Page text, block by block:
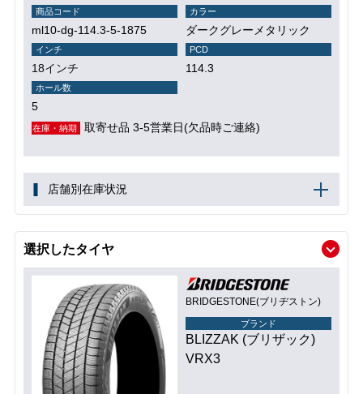
商品コード
ml10-dg-114.3-5-1875
カラー
ダークグレーメタリック
インチ
18インチ
PCD
114.3
ホール数
5
在庫・納期 取寄せ品 3-5営業日(欠品時ご連絡)
店舗別在庫状況
選択したタイヤ
BRIDGESTONE(ブリヂストン)
ブランド
BLIZZAK (ブリザック)
VRX3